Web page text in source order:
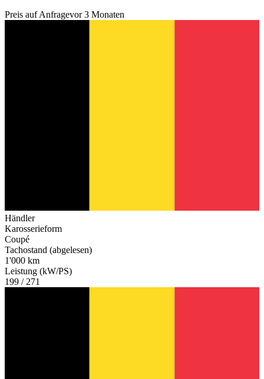
Preis auf Anfragevor 3 Monaten
Händler
Karosserieform
Coupé
Tachostand (abgelesen)
1'000 km
Leistung (kW/PS)
199 / 271